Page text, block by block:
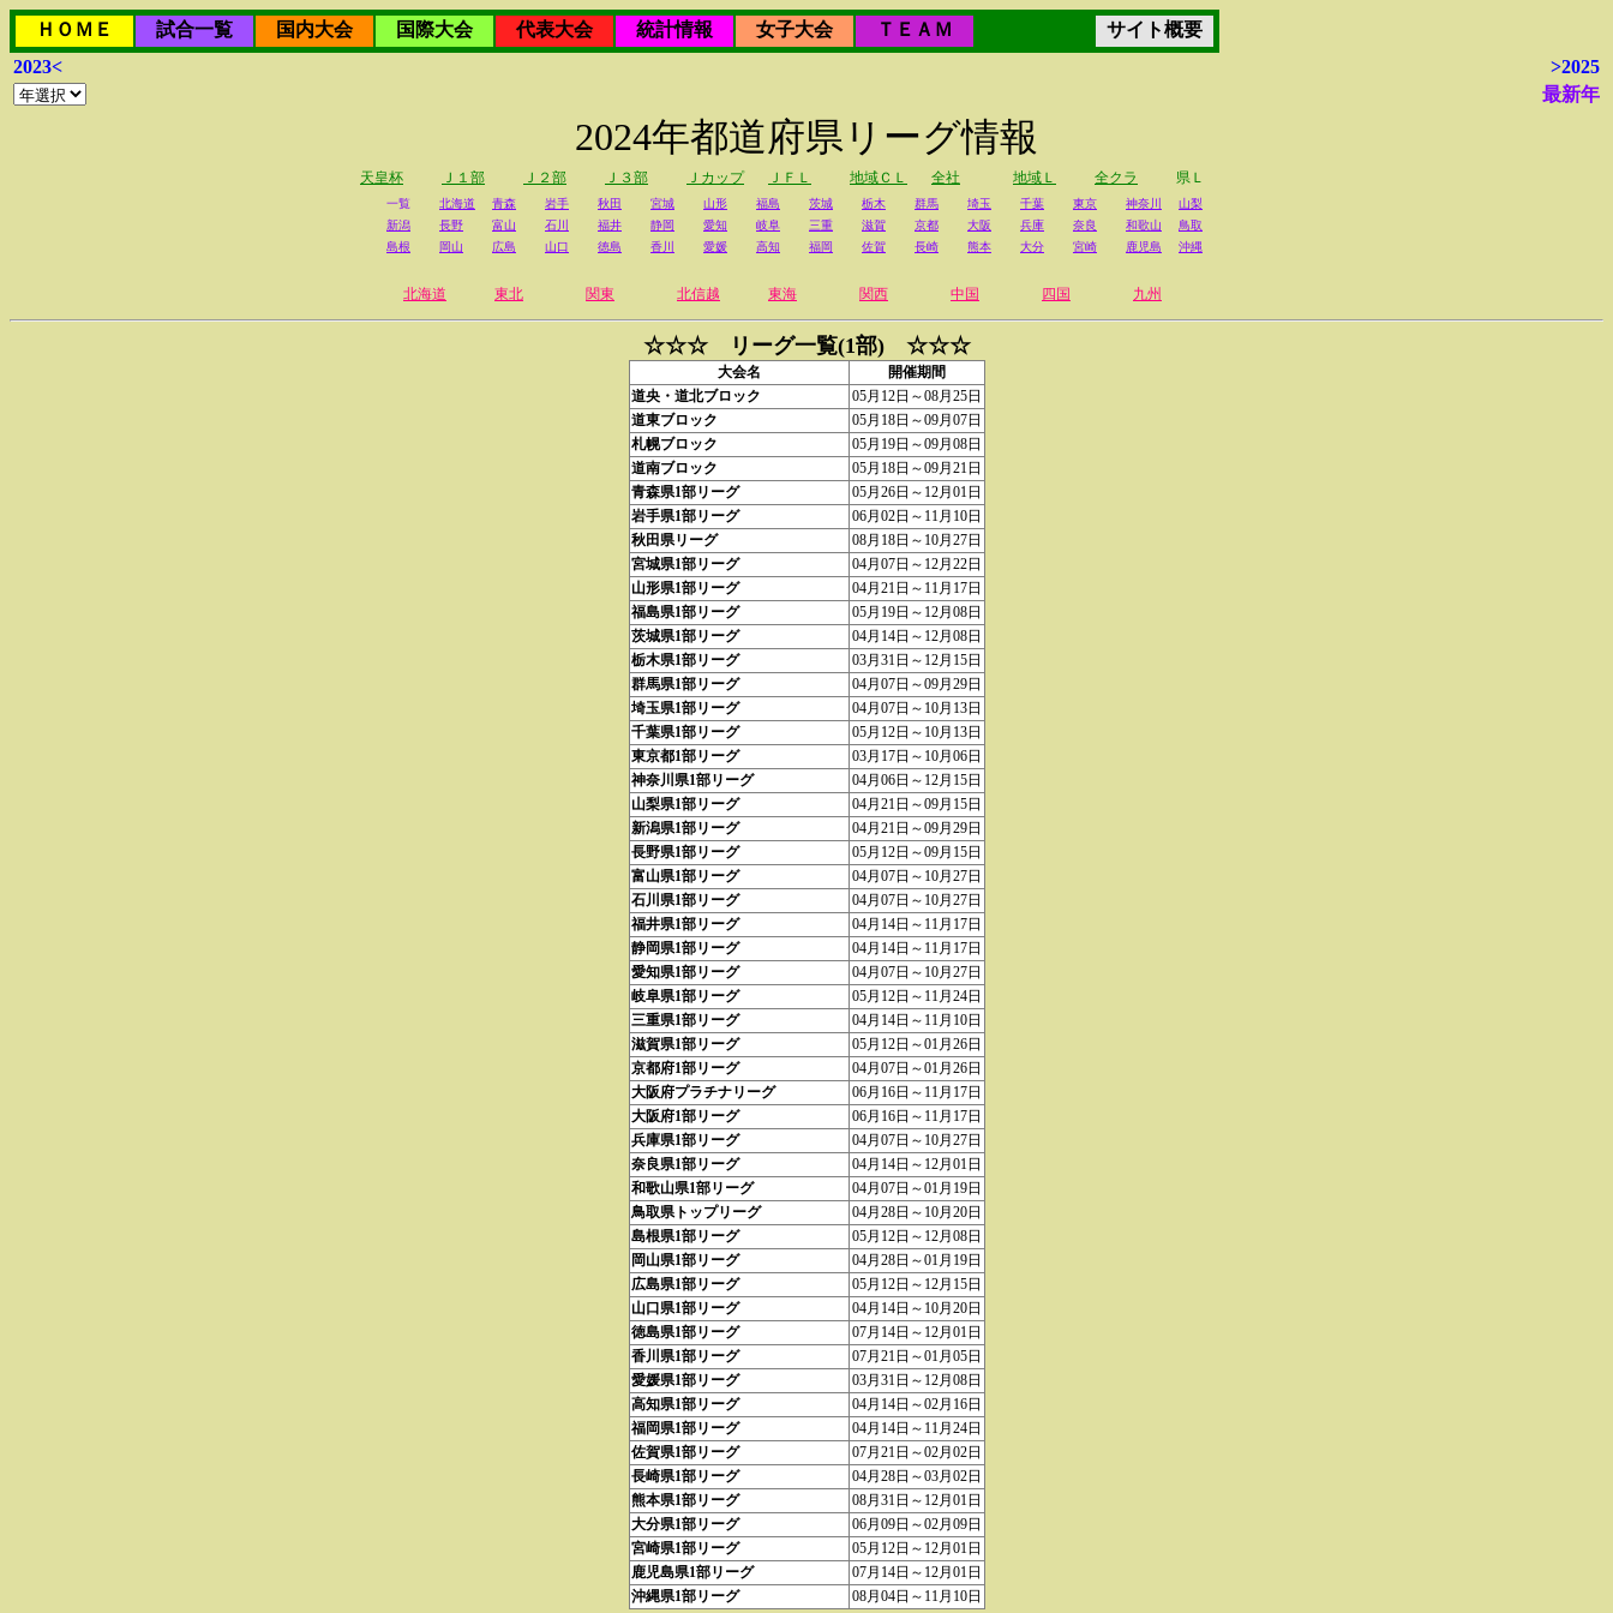
ＨＯＭＥ 試合一覧 国内大会 国際大会 代表大会 統計情報 女子大会 ＴＥＡＭ
サイト概要
2023<
>2025
最新年
2024年都道府県リーグ情報
天皇杯 Ｊ１部 Ｊ２部 Ｊ３部 Ｊカップ ＪＦＬ 地域ＣＬ 全社 地域Ｌ 全クラ 県Ｌ
一覧 北海道 青森 岩手 秋田 宮城 山形 福島 茨城 栃木 群馬 埼玉 千葉 東京 神奈川
山梨
新潟
長野 富山 石川 福井 静岡 愛知 岐阜 三重 滋賀 京都 大阪 兵庫 奈良 和歌山
鳥取
島根
岡山 広島 山口 徳島 香川 愛媛 高知 福岡 佐賀 長崎 熊本 大分 宮崎 鹿児島 沖縄
北海道 東北 関東 北信越 東海 関西 中国 四国 九州
☆☆☆ リーグ一覧(1部) ☆☆☆
大会名
開催期間
道央・道北ブロック
05月12日～08月25日
道東ブロック
05月18日～09月07日
札幌ブロック
05月19日～09月08日
道南ブロック
05月18日～09月21日
青森県1部リーグ
05月26日～12月01日
岩手県1部リーグ
06月02日～11月10日
秋田県リーグ
08月18日～10月27日
宮城県1部リーグ
04月07日～12月22日
山形県1部リーグ
04月21日～11月17日
福島県1部リーグ
05月19日～12月08日
茨城県1部リーグ
04月14日～12月08日
栃木県1部リーグ
03月31日～12月15日
群馬県1部リーグ
04月07日～09月29日
埼玉県1部リーグ
04月07日～10月13日
千葉県1部リーグ
05月12日～10月13日
東京都1部リーグ
03月17日～10月06日
神奈川県1部リーグ
04月06日～12月15日
山梨県1部リーグ
04月21日～09月15日
新潟県1部リーグ
04月21日～09月29日
長野県1部リーグ
05月12日～09月15日
富山県1部リーグ
04月07日～10月27日
石川県1部リーグ
04月07日～10月27日
福井県1部リーグ
04月14日～11月17日
静岡県1部リーグ
04月14日～11月17日
愛知県1部リーグ
04月07日～10月27日
岐阜県1部リーグ
05月12日～11月24日
三重県1部リーグ
04月14日～11月10日
滋賀県1部リーグ
05月12日～01月26日
京都府1部リーグ
04月07日～01月26日
大阪府プラチナリーグ
06月16日～11月17日
大阪府1部リーグ
06月16日～11月17日
兵庫県1部リーグ
04月07日～10月27日
奈良県1部リーグ
04月14日～12月01日
和歌山県1部リーグ
04月07日～01月19日
鳥取県トップリーグ
04月28日～10月20日
島根県1部リーグ
05月12日～12月08日
岡山県1部リーグ
04月28日～01月19日
広島県1部リーグ
05月12日～12月15日
山口県1部リーグ
04月14日～10月20日
徳島県1部リーグ
07月14日～12月01日
香川県1部リーグ
07月21日～01月05日
愛媛県1部リーグ
03月31日～12月08日
高知県1部リーグ
04月14日～02月16日
福岡県1部リーグ
04月14日～11月24日
佐賀県1部リーグ
07月21日～02月02日
長崎県1部リーグ
04月28日～03月02日
熊本県1部リーグ
08月31日～12月01日
大分県1部リーグ
06月09日～02月09日
宮崎県1部リーグ
05月12日～12月01日
鹿児島県1部リーグ
07月14日～12月01日
沖縄県1部リーグ
08月04日～11月10日